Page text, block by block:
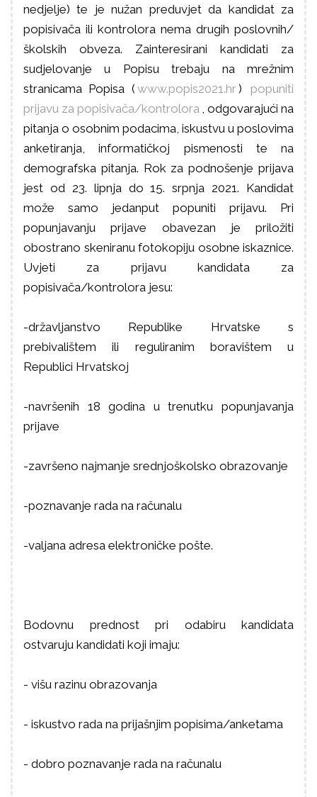
nedjelje) te je nužan preduvjet da kandidat za
popisivača ili kontrolora nema drugih poslovnih/
školskih obveza. Zainteresirani kandidati za
sudjelovanje u Popisu trebaju na mrežnim
stranicama Popisa ( www.popis2021.hr )
popuniti
prijavu za popisivača/kontrolora , odgovarajući na
pitanja o osobnim podacima, iskustvu u poslovima
anketiranja, informatičkoj pismenosti te na
demografska pitanja. Rok za podnošenje prijava
jest od 23. lipnja do 15. srpnja 2021. Kandidat
može samo jedanput popuniti prijavu. Pri
popunjavanju prijave obavezan je priložiti
obostrano skeniranu fotokopiju osobne iskaznice.
Uvjeti za prijavu kandidata za
popisivača/kontrolora jesu:
-državljanstvo Republike Hrvatske s
prebivalištem ili reguliranim boravištem u
Republici Hrvatskoj
-navršenih 18 godina u trenutku popunjavanja
prijave
-završeno najmanje srednjoškolsko obrazovanje
-poznavanje rada na računalu
-valjana adresa elektroničke pošte.
Bodovnu prednost pri odabiru kandidata
ostvaruju kandidati koji imaju:
- višu razinu obrazovanja
- iskustvo rada na prijašnjim popisima/anketama
- dobro poznavanje rada na računalu